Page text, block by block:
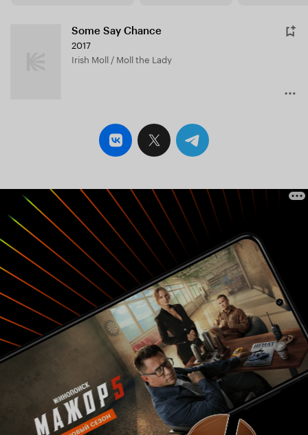
Some Say Chance
2017
Irish Moll / Moll the Lady